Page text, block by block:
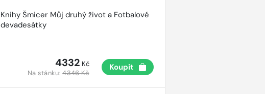
Knihy Šmicer Můj druhý život a Fotbalové
devadesátky
4332 Kč
Na stánku:4346 Kč
Koupit